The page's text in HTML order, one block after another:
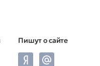
Пишут о сайте